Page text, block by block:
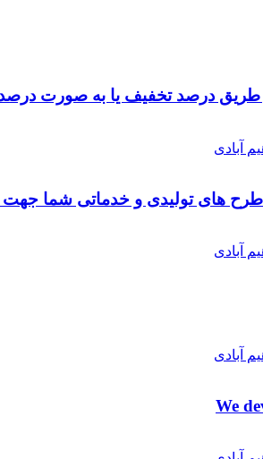
طریق درصد تخفیف یا به صورت
آبادی
طرح های تولیدی و خدماتی شما
آبادی
آبادی
We